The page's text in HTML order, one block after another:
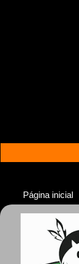
Página inicial